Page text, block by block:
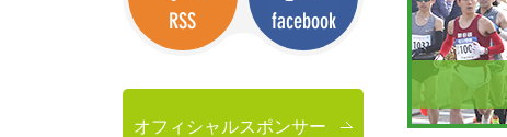
オフィシャルスポンサー